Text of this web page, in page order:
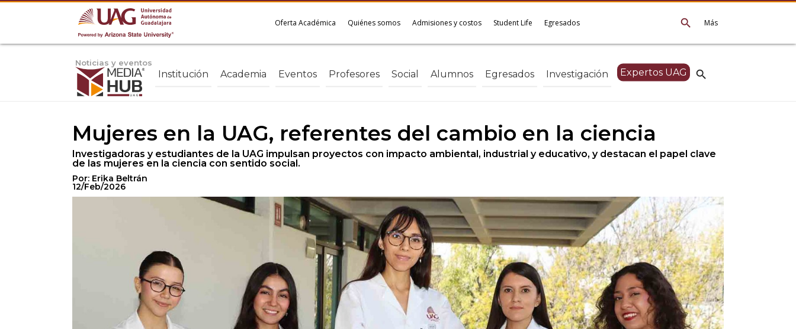
Más
search
Oferta Académica Quiénes somos Admisiones y costos Student Life Egresados
Noticias y eventos
search
Institución Academia Eventos Profesores Social Alumnos Egresados Investigación Expertos UAG
Mujeres en la UAG, referentes del cambio en la ciencia
Investigadoras y estudiantes de la UAG impulsan proyectos con impacto ambiental, industrial y educativo, y destacan el papel clave
de las mujeres en la ciencia con sentido social.
Por: Erika Beltrán
12/Feb/2026